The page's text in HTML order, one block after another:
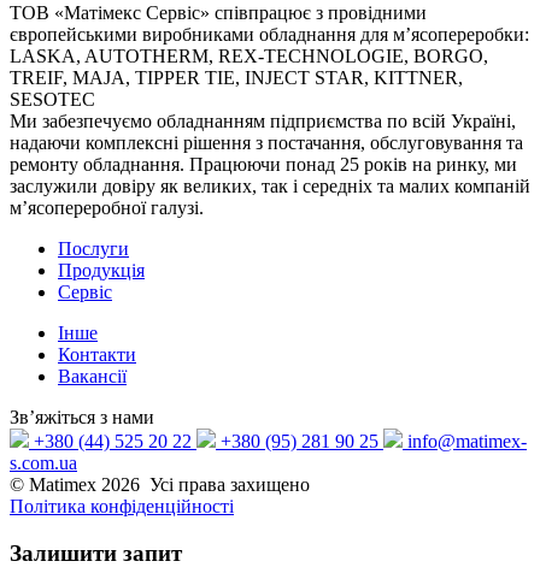
ТОВ «Матімекс Сервіс» співпрацює з провідними
європейськими виробниками обладнання для м’ясопереробки:
LASKA, AUTOTHERM, REX-TECHNOLOGIE, BORGO,
TREIF, MAJA, TIPPER TIE, INJECT STAR, KITTNER,
SESOTEC
Ми забезпечуємо обладнанням підприємства по всій Україні,
надаючи комплексні рішення з постачання, обслуговування та
ремонту обладнання. Працюючи понад 25 років на ринку, ми
заслужили довіру як великих, так і середніх та малих компаній
м’ясопереробної галузі.
Послуги
Продукція
Сервіс
Інше
Контакти
Вакансії
Зв’яжіться з нами
+380 (44) 525 20 22
+380 (95) 281 90 25
info@matimex-
s.com.ua
© Matimex 2026 Усі права захищено
Політика конфіденційності
Залишити запит